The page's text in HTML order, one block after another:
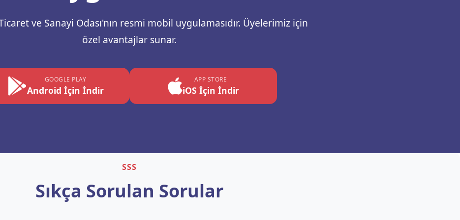
ve Sanayi Odası'nın resmi mobil uygulamasıdır. Üyelerimiz için
özel avantajlar sunar.
GOOGLE PLAY
Android İçin İndir
APP STORE
iOS İçin İndir
SSS
Sıkça Sorulan Sorular